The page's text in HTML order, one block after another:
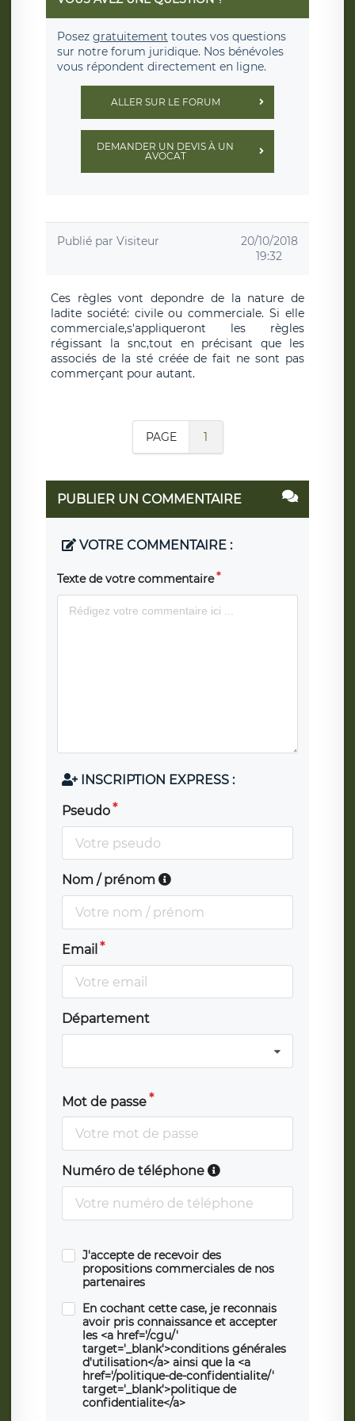
Posez gratuitement toutes vos questions
sur notre forum juridique. Nos bénévoles
vous répondent directement en ligne.
ALLER SUR LE FORUM
DEMANDER UN DEVIS À UN
AVOCAT
Publié par Visiteur
20/10/2018
19:32
Ces règles vont depondre de la nature de
ladite société: civile ou commerciale. Si elle
commerciale,s'appliqueront les règles
régissant la snc,tout en précisant que les
associés de la sté créée de fait ne sont pas
commerçant pour autant.
PAGE 1
PUBLIER UN COMMENTAIRE
VOTRE COMMENTAIRE :
Texte de votre commentaire
INSCRIPTION EXPRESS :
Pseudo
Nom / prénom
Email
Département
Mot de passe
Numéro de téléphone
J'accepte de recevoir des
propositions commerciales de nos
partenaires
En cochant cette case, je reconnais
avoir pris connaissance et accepter
les <a href='/cgu/'
target='_blank'>conditions générales
d'utilisation</a> ainsi que la <a
href='/politique-de-confidentialite/'
target='_blank'>politique de
confidentialite</a>